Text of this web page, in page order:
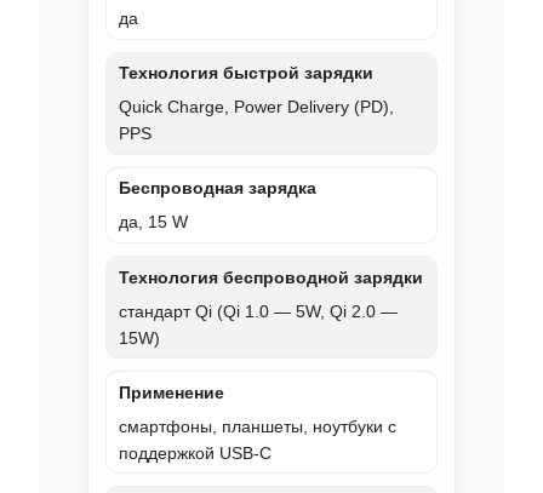
да
Технология быстрой зарядки
Quick Charge, Power Delivery (PD),
PPS
Беспроводная зарядка
да, 15 W
Технология беспроводной зарядки
стандарт Qi (Qi 1.0 — 5W, Qi 2.0 —
15W)
Применение
смартфоны, планшеты, ноутбуки с
поддержкой USB‑C